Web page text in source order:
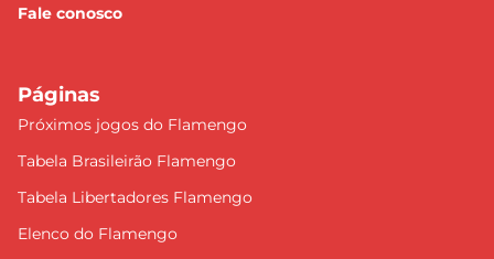
Fale conosco
Páginas
Próximos jogos do Flamengo
Tabela Brasileirão Flamengo
Tabela Libertadores Flamengo
Elenco do Flamengo